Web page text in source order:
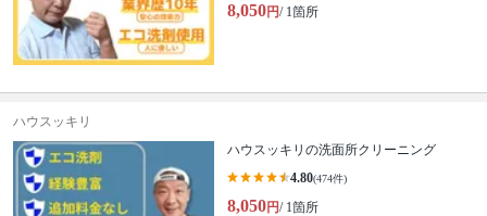
8,050円/ 1箇所
ハウスッキリ
ハウスッキリの洗面所クリーニング
4.80(474件)
8,050円/ 1箇所